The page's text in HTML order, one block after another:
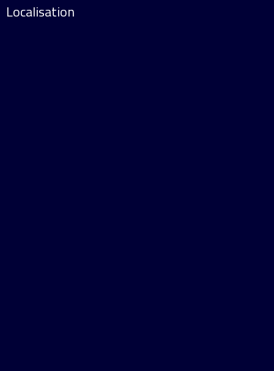
Localisation